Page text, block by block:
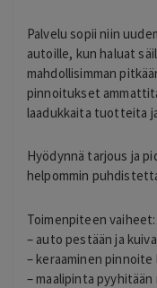
Palvelu sopii niin
autoille, kun haluat
mahdollisimman
pinnoitukset
laadukkaita tuotteita
Hyödynnä tarjous ja
helpommin
Toimenpiteen vaiheet:
– auto pestään ja
– keraaminen
– maalipinta